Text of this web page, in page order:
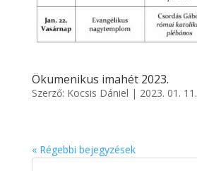
Ökumenikus imahét 2023.
Szerző: Kocsis Dániel | 2023. 01. 11.
« Régebbi bejegyzések